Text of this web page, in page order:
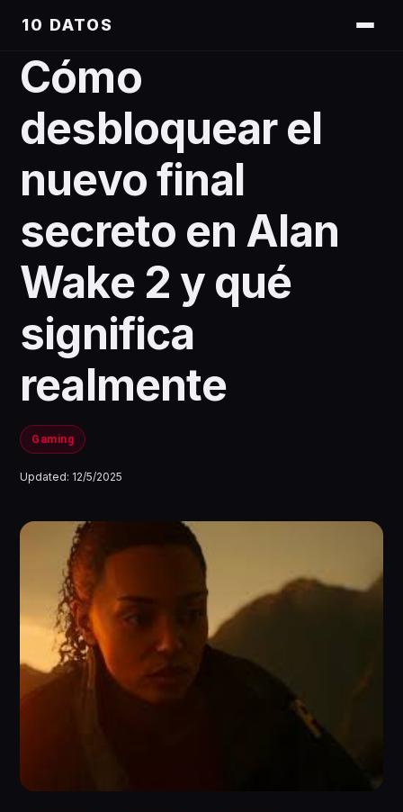
10 DATOS
Cómo
desbloquear el
nuevo final
secreto en Alan
Wake 2 y qué
significa
realmente
Gaming
Updated: 12/5/2025